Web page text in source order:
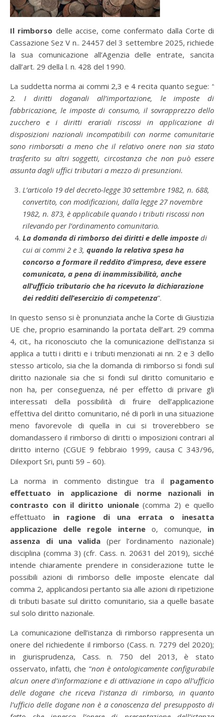
Il rimborso delle accise, come confermato dalla Corte di
Cassazione Sez V n.. 24457 del 3 settembre 2025, richiede
la sua comunicazione all’Agenzia delle entrate, sancita
dall’art. 29 della l. n. 428 del 1990.
La suddetta norma ai commi 2,3 e 4 recita quanto segue: “
2. I diritti doganali all’importazione, le imposte di
fabbricazione, le imposte di consumo, il sovrapprezzo dello
zucchero e i diritti erariali riscossi in applicazione di
disposizioni nazionali incompatibili con norme comunitarie
sono rimborsati a meno che il relativo onere non sia stato
trasferito su altri soggetti, circostanza che non può essere
assunta dagli uffici tributari a mezzo di presunzioni.
L’articolo 19 del decreto-legge 30 settembre 1982, n. 688,
convertito, con modificazioni, dalla legge 27 novembre
1982, n. 873, è applicabile quando i tributi riscossi non
rilevando per l’ordinamento comunitario.
La domanda di rimborso dei diritti e delle imposte di
cui ai commi 2 e 3, quando la relativa spesa ha
concorso a formare il reddito d’impresa, deve essere
comunicata, a pena di inammissibilità, anche
all’ufficio tributario che ha ricevuto la dichiarazione
dei redditi dell’esercizio di competenza”.
In questo senso si è pronunziata anche la Corte di Giustizia
UE che, proprio esaminando la portata dell’art. 29 comma
4, cit., ha riconosciuto che la comunicazione dell’istanza si
applica a tutti i diritti e i tributi menzionati ai nn. 2 e 3 dello
stesso articolo, sia che la domanda di rimborso si fondi sul
diritto nazionale sia che si fondi sul diritto comunitario e
non ha, per conseguenza, né per effetto di privare gli
interessati della possibilità di fruire dell’applicazione
effettiva del diritto comunitario, né di porli in una situazione
meno favorevole di quella in cui si troverebbero se
domandassero il rimborso di diritti o imposizioni contrari al
diritto interno (CGUE 9 febbraio 1999, causa C 343/96,
Dilexport Sri, punti 59 – 60).
La norma in commento distingue tra il pagamento
effettuato
in applicazione di norme nazionali in
contrasto con il diritto unionale(comma 2) e quello
effettuato in ragione di una errata o inesatta
applicazione delle regole interneo, comunque, in
assenza di una valida (per l’ordinamento nazionale)
disciplina (comma 3) (cfr. Cass. n. 20631 del 2019), sicché
intende chiaramente prendere in considerazione tutte le
possibili azioni di rimborso delle imposte elencate dal
comma 2, applicandosi pertanto sia alle azioni di ripetizione
di tributi basate sul diritto comunitario, sia a quelle basate
sul solo diritto nazionale.
La comunicazione dell’istanza di rimborso rappresenta un
onere del richiedente il rimborso (Cass. n. 7279 del 2020);
in giurisprudenza, Cass. n. 750 del 2013, è stato
osservato, infatti, che “non è ontologicamente configurabile
alcun onere d’informazione e di attivazione in capo all’ufficio
delle dogane che riceva l’istanza di rimborso, in quanto
l’ufficio delle dogane non è a conoscenza del presupposto di